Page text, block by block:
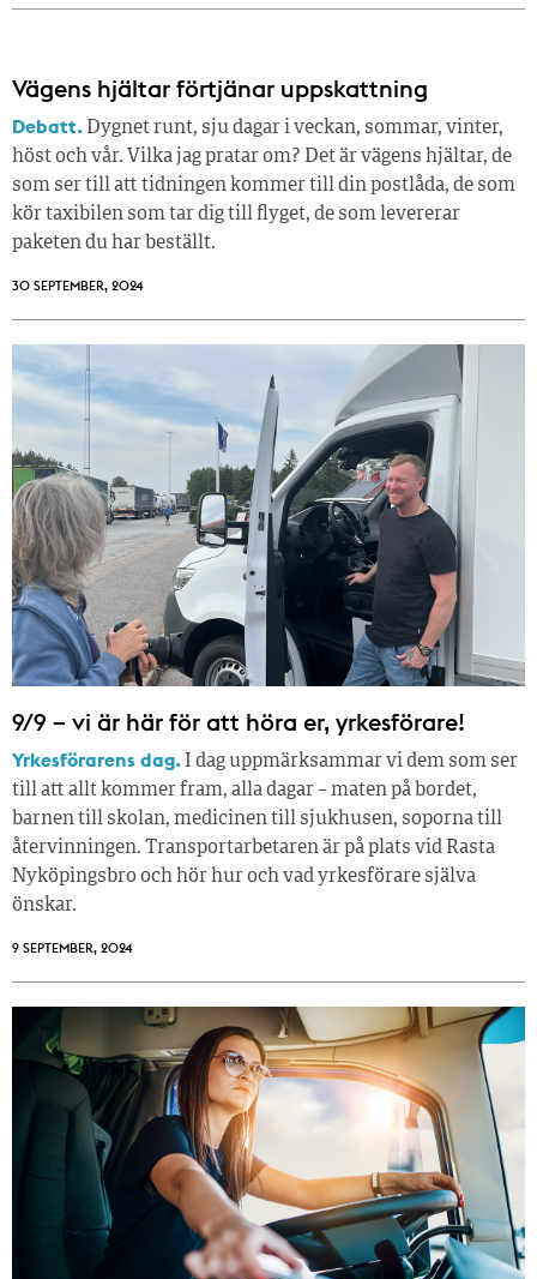
Vägens hjältar förtjänar uppskattning
Debatt. Dygnet runt, sju dagar i veckan, sommar, vinter,
höst och vår. Vilka jag pratar om? Det är vägens hjältar, de
som ser till att tidningen kommer till din postlåda, de som
kör taxibilen som tar dig till flyget, de som levererar
paketen du har beställt.
30 SEPTEMBER, 2024
9/9 – vi är här för att höra er, yrkesförare!
Yrkesförarens dag. I dag uppmärksammar vi dem som ser
till att allt kommer fram, alla dagar – maten på bordet,
barnen till skolan, medicinen till sjukhusen, soporna till
återvinningen. Transportarbetaren är på plats vid Rasta
Nyköpingsbro och hör hur och vad yrkesförare själva
önskar.
9 SEPTEMBER, 2024